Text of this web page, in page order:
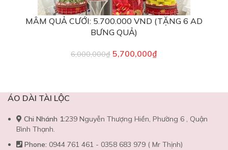
MÂM QUẢ CƯỚI: 5.700.000 VND (TẶNG 6 AD
BƯNG QUẢ)
6,000,000₫ 5,700,000₫
ÁO DÀI TÀI LỘC
Chi Nhánh 1:239 Nguyễn Thượng Hiền, Phường 6 , Quận
Bình Thạnh.
Phone: 0944 761 461 - 0358 683 979 ( Mr Thịnh)